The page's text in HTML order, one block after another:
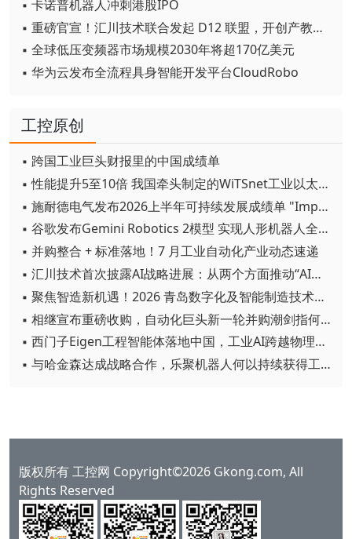
▪ 卡诺普机器人冲刺港股IPO
▪ 重磅官宣！汇川技术联合发起 D12 联盟，开创产教融合新范式
▪ 全球低压变频器市场规模2030年将超170亿美元
▪ 华为云发布全流程具身智能开发平台CloudRobo
工控原创
▪ 跨国工业巨头财报里的中国成绩单
▪ 性能提升5至10倍 我国牵头制定的WiTSnet工业以太网国际标准正式发布
▪ 施耐德电气发布2026上半年可持续发展成绩单 "Impact 2030"路线图开局稳健
▪ 谷歌发布Gemini Robotics 2模型 实现人形机器人全身智能控制突破
▪ 并购整合 + 标准落地！7 月工业自动化产业动态速递
▪ 汇川技术首次披露AI战略进展：从两个方面推动“AI业务化”落地
▪ 聚焦智造新机遇！2026 青岛数字化及智能制造技术论坛圆满落幕
▪ 相继宣布重磅收购，自动化巨头新一轮并购潮剑指何方？
▪ 西门子Eigen工程智能体落地中国，工业AI跨越物理世界“确定性”拐点
▪ 与哈金森达成战略合作，乐聚机器人何以持续获得工业巨头青睐？
版权所有 工控网 Copyright©2026 Gkong.com, All
Rights Reserved